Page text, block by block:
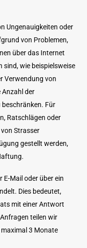
Ungenauigkeiten oder
von Problemen,
über das Internet
wie beispielsweise
Verwendung von
der
Für
Ratschlägen oder
Strasser
gestellt werden,
Mail oder über ein
Dies bedeutet,
mit einer Antwort
teilen wir
3 Monate